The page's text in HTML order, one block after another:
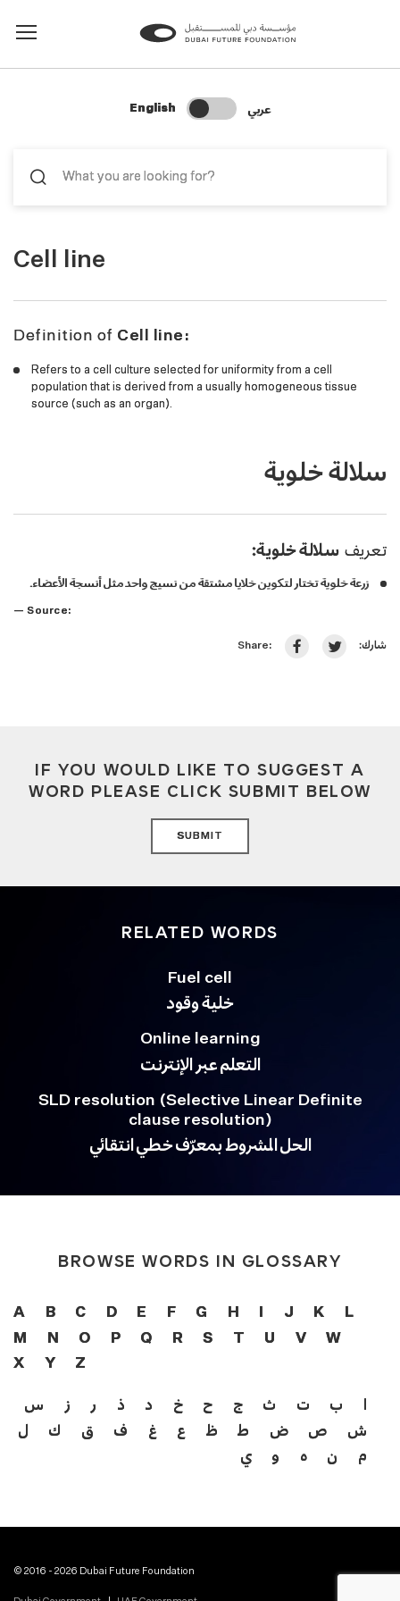
English Change Search Language
عربي
Cell line
Definition of Cell line:
Refers to a cell culture selected for uniformity from a cell
population that is derived from a usually homogeneous tissue
source (such as an organ).
سلالة خلوية
تعريف سلالة خلوية:
زرعة خلوية تختار لتكوين خلايا مشتقة من نسيج واحد مثل أنسجة الأعضاء.
— Source:
Share: شارك:
IF YOU WOULD LIKE TO SUGGEST A
WORD PLEASE CLICK SUBMIT BELOW
SUBMIT
RELATED WORDS
Fuel cell
خلية وقود
Online learning
التعلم عبر الإنترنت
SLD resolution (Selective Linear Definite
clause resolution)
الحل المشروط بمعرّف خطي انتقائي
BROWSE WORDS IN GLOSSARY
A B C D E F G H I J K
L
M
N O P Q R S T U V
W
X
Y Z
ا ب ت ث ج ح خ د ذ ر ز
س
ش
ص ض ط ظ ع غ ف ق ك
ل
م
ن ه و ي
© 2016 - 2026 Dubai Future Foundation